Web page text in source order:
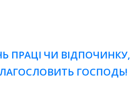
ПРАЦІ ЧИ ВІДПОЧИНКУ,
ГОСПОДЬ!